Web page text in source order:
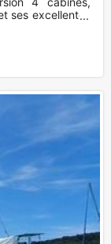
ses excellentes